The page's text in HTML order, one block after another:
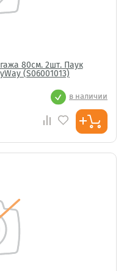
80см. 2шт. Паук
(S06001013)
в наличии